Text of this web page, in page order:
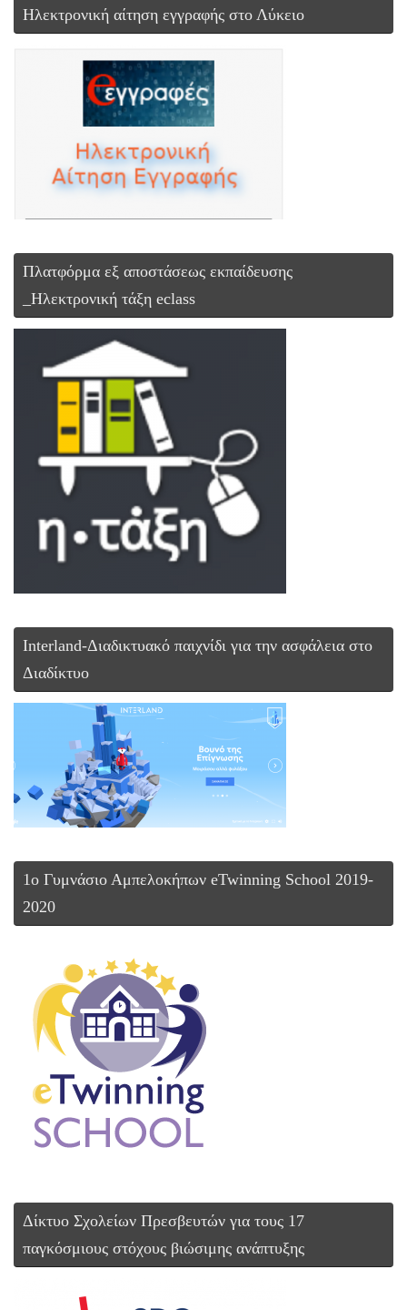
Ηλεκτρονική αίτηση εγγραφής στο Λύκειο
Πλατφόρμα εξ αποστάσεως εκπαίδευσης
_Ηλεκτρονική τάξη eclass
Interland-Διαδικτυακό παιχνίδι για την ασφάλεια στο
Διαδίκτυο
1ο Γυμνάσιο Αμπελοκήπων eTwinning School 2019-
2020
Δίκτυο Σχολείων Πρεσβευτών για τους 17
παγκόσμιους στόχους βιώσιμης ανάπτυξης